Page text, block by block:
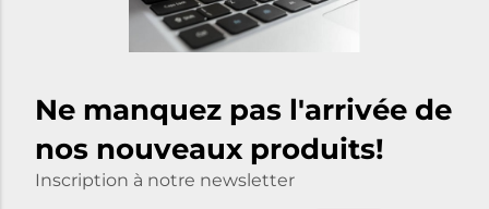
Ne manquez pas l'arrivée de
nos nouveaux produits!
Inscription à notre newsletter